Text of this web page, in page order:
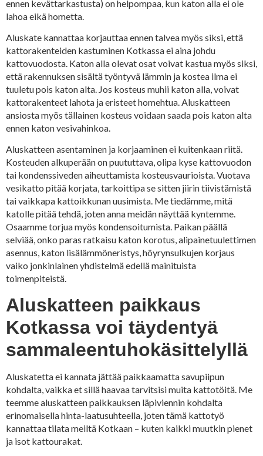
ennen kevättarkastusta) on helpompaa, kun katon alla ei ole
lahoa eikä hometta.
Aluskate kannattaa korjauttaa ennen talvea myös siksi, että
kattorakenteiden kastuminen Kotkassa ei aina johdu
kattovuodosta. Katon alla olevat osat voivat kastua myös siksi,
että rakennuksen sisältä työntyvä lämmin ja kostea ilma ei
tuuletu pois katon alta. Jos kosteus muhii katon alla, voivat
kattorakenteet lahota ja eristeet homehtua. Aluskatteen
ansiosta myös tällainen kosteus voidaan saada pois katon alta
ennen katon vesivahinkoa.
Aluskatteen asentaminen ja korjaaminen ei kuitenkaan riitä.
Kosteuden alkuperään on puututtava, olipa kyse kattovuodon
tai kondenssiveden aiheuttamista kosteusvaurioista. Vuotava
vesikatto pitää korjata, tarkoittipa se sitten jiirin tiivistämistä
tai vaikkapa kattoikkunan uusimista. Me tiedämme, mitä
katolle pitää tehdä, joten anna meidän näyttää kyntemme.
Osaamme torjua myös kondensoitumista. Paikan päällä
selviää, onko paras ratkaisu katon korotus, alipainetuulettimen
asennus, katon lisälämmöneristys, höyrynsulkujen korjaus
vaiko jonkinlainen yhdistelmä edellä mainituista
toimenpiteistä.
Aluskatteen paikkaus
Kotkassa voi täydentyä
sammaleentuhokäsittelyllä
Aluskatetta ei kannata jättää paikkaamatta savupiipun
kohdalta, vaikka et sillä haavaa tarvitsisi muita kattotöitä. Me
teemme aluskatteen paikkauksen läpiviennin kohdalta
erinomaisella hinta-laatusuhteella, joten tämä kattotyö
kannattaa tilata meiltä Kotkaan – kuten kaikki muutkin pienet
ja isot kattourakat.